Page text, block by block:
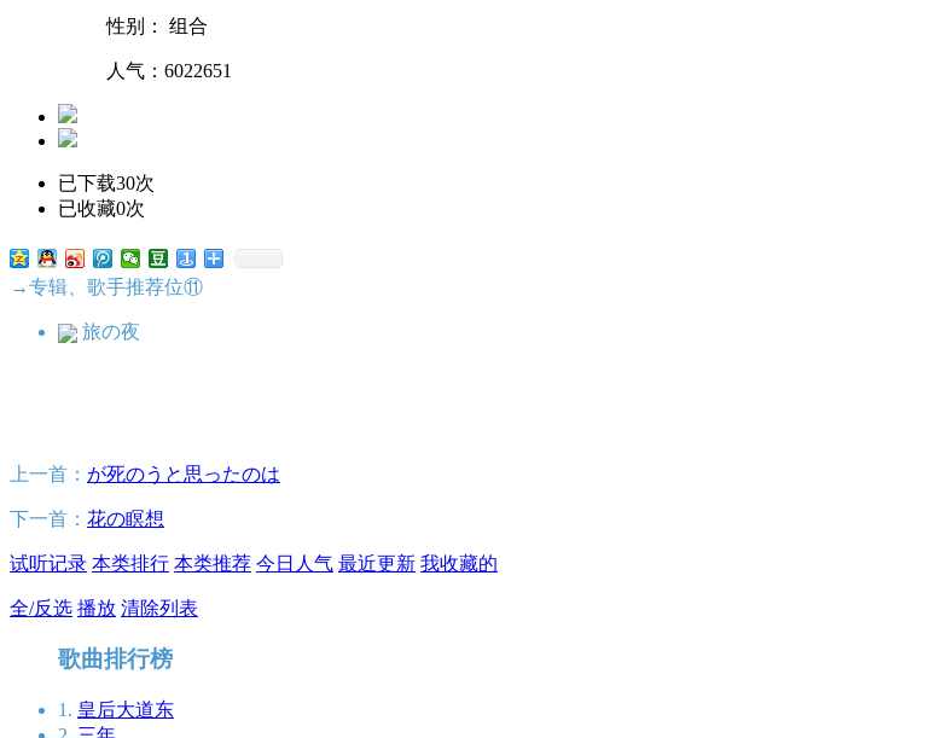
性别： 组合
人气： 6022651
已下载30次
已收藏0次
→专辑、歌手推荐位⑪
旅の夜
上一首： が死のうと思ったのは
下一首： 花の瞑想
试听记录 本类排行 本类推荐 今日人气 最近更新 我收藏的
全/反选 播放 清除列表
歌曲排行榜
1. 皇后大道东